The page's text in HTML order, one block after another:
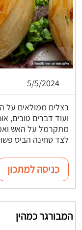
5/5/2024
בצלים ממולאים על
ועוד דברים טובים,
מתקרמל על האש
לצד טחינה הביס
כניסה למתכון
המבורגר כמהין